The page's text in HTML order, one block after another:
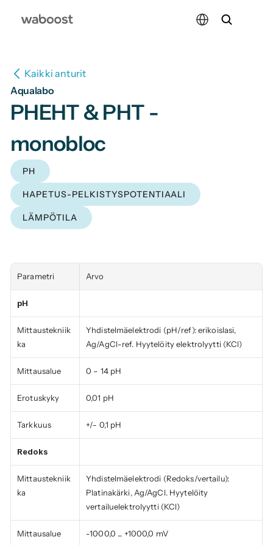
Kaikki anturit
Aqualabo
PHEHT & PHT -
monobloc
PH
HAPETUS-PELKISTYSPOTENTIAALI
LÄMPÖTILA
Parametri Arvo
pH
Mittaustekniik
ka
Yhdistelmäelektrodi (pH/ref): erikoislasi,
Ag/AgCl-ref. Hyytelöity elektrolyytti (KCl)
Mittausalue 0 – 14 pH
Erotuskyky 0,01 pH
Tarkkuus +/- 0,1 pH
Redoks
Mittaustekniik
ka
Yhdistelmäelektrodi (Redoks/vertailu):
Platinakärki, Ag/AgCl. Hyytelöity
vertailuelektrolyytti (KCl)
Mittausalue -1000,0 ... +1000,0 mV